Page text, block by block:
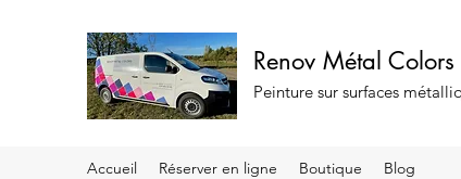
Renov Métal Colors
Peinture sur surfaces
Accueil Réserver en ligne Boutique Blog